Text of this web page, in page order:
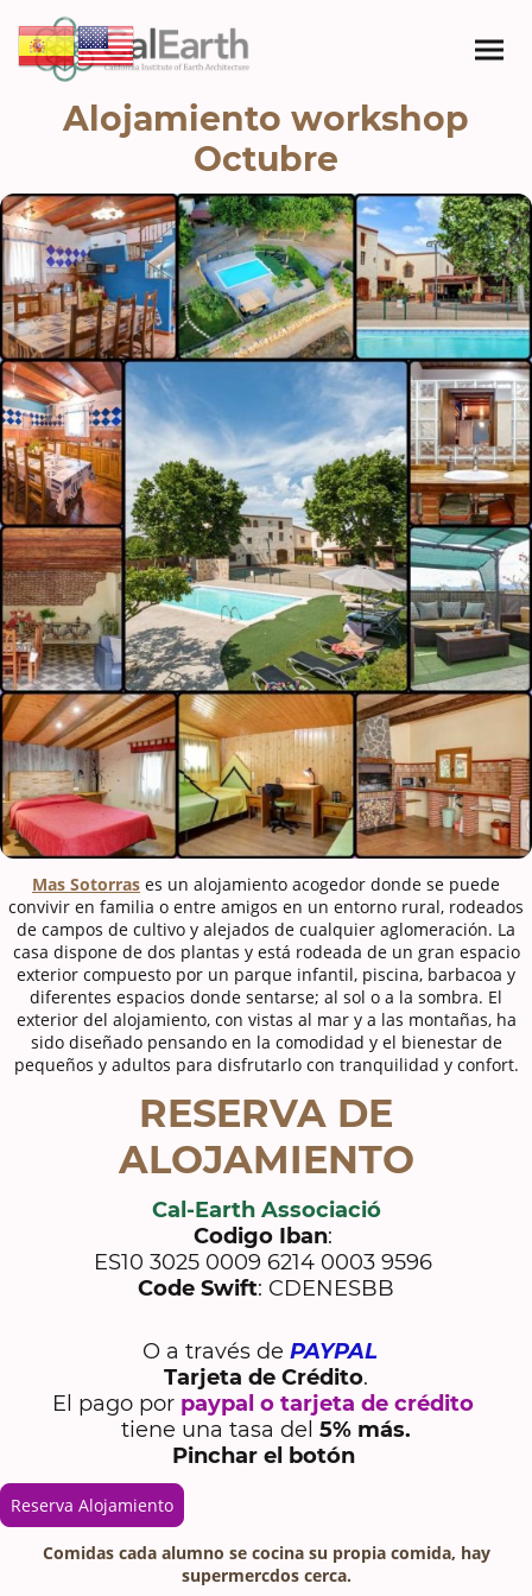
Alojamiento workshop
Octubre
Mas Sotorras es un alojamiento acogedor donde se puede
convivir en familia o entre amigos en un entorno rural, rodeados
de campos de cultivo y alejados de cualquier aglomeración. La
casa dispone de dos plantas y está rodeada de un gran espacio
exterior compuesto por un parque infantil, piscina, barbacoa y
diferentes espacios donde sentarse; al sol o a la sombra. El
exterior del alojamiento, con vistas al mar y a las montañas, ha
sido diseñado pensando en la comodidad y el bienestar de
pequeños y adultos para disfrutarlo con tranquilidad y confort.
RESERVA DE
ALOJAMIENTO
Cal-Earth Associació
Codigo Iban:
ES10 3025 0009 6214 0003 9596
Code Swift: CDENESBB
O a través de PAYPAL
Tarjeta de Crédito.
El pago por paypal o tarjeta de crédito
tiene una tasa del 5% más.
Pinchar el botón
Reserva Alojamiento
Comidas cada alumno se cocina su propia comida, hay
supermercdos cerca.